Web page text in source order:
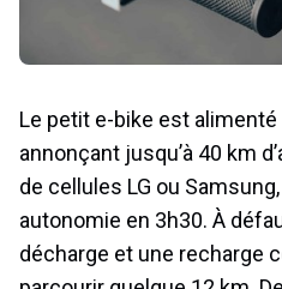
Le petit e-bike est alimenté
annonçant jusqu’à 40 km
de cellules LG ou
autonomie en 3h30. À
décharge et une recharge
parcourir quelque 12 km.